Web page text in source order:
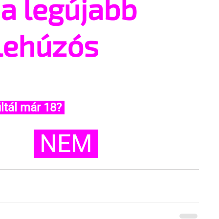
legújabb
már 18?
NEM